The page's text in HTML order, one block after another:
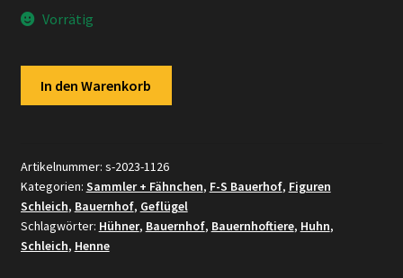
Vorrätig
pickend
(Fähnchen-
Sammler)`
Menge
In den Warenkorb
Artikelnummer: s-2023-1126
Kategorien: Sammler + Fähnchen, F-S Bauerhof, Figuren
Schleich, Bauernhof, Geflügel
Schlagwörter: Hühner, Bauernhof, Bauernhoftiere, Huhn,
Schleich, Henne